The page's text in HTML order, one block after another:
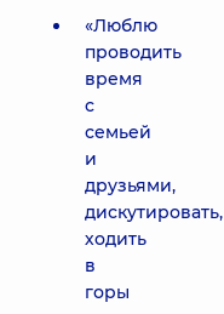
«Люблю
проводить
время
с
семьей
и
друзьями,
дискутировать,
ходить
в
горы